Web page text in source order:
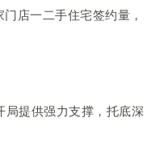
店一二手住宅签约量，
局提供强力支撑，托底深